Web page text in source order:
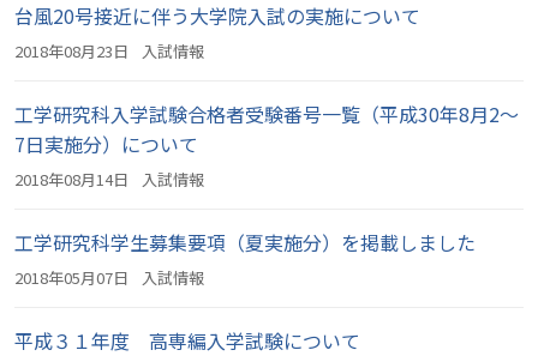
台風20号接近に伴う大学院入試の実施について
2018年08月23日 入試情報
工学研究科入学試験合格者受験番号一覧（平成30年8月2～
7日実施分）について
2018年08月14日 入試情報
工学研究科学生募集要項（夏実施分）を掲載しました
2018年05月07日 入試情報
平成３１年度 高専編入学試験について